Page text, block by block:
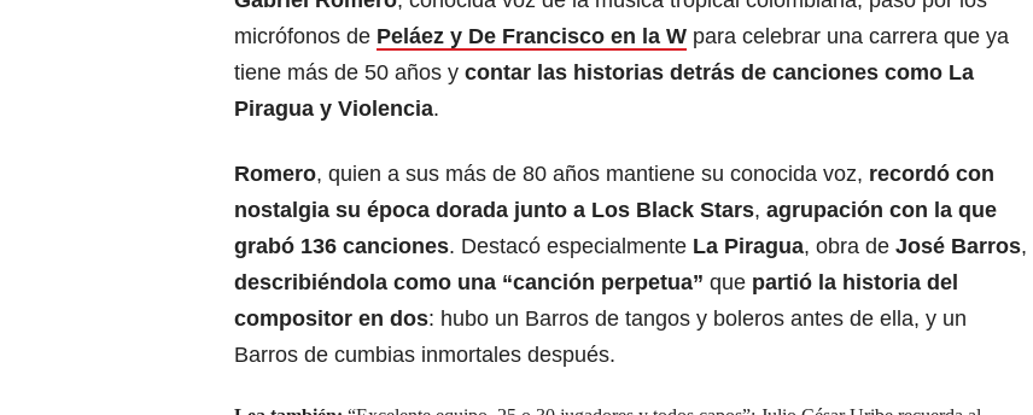
micrófonos de Peláez y De Francisco en la W para celebrar una carrera que ya
tiene más de 50 años y contar las historias detrás de canciones como La
Piragua y Violencia.​
Romero, quien a sus más de 80 años mantiene su conocida voz, recordó con
nostalgia su época dorada junto a Los Black Stars, agrupación con la que
grabó 136 canciones. Destacó especialmente La Piragua, obra de José Barros,
describiéndola como una “canción perpetua” que partió la historia del
compositor en dos: hubo un Barros de tangos y boleros antes de ella, y un
Barros de cumbias inmortales después.